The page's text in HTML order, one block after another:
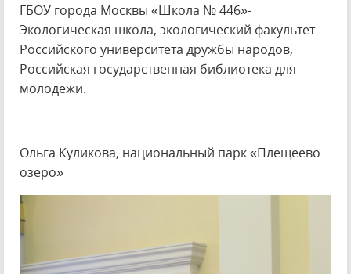
ГБОУ города Москвы «Школа № 446»-
Экологическая школа, экологический факультет
Российского университета дружбы народов,
Российская государственная библиотека для
молодежи.
Ольга Куликова, национальный парк «Плещеево
озеро»